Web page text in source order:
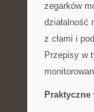
zegarków
działalność
z cłami i
Przepisy w